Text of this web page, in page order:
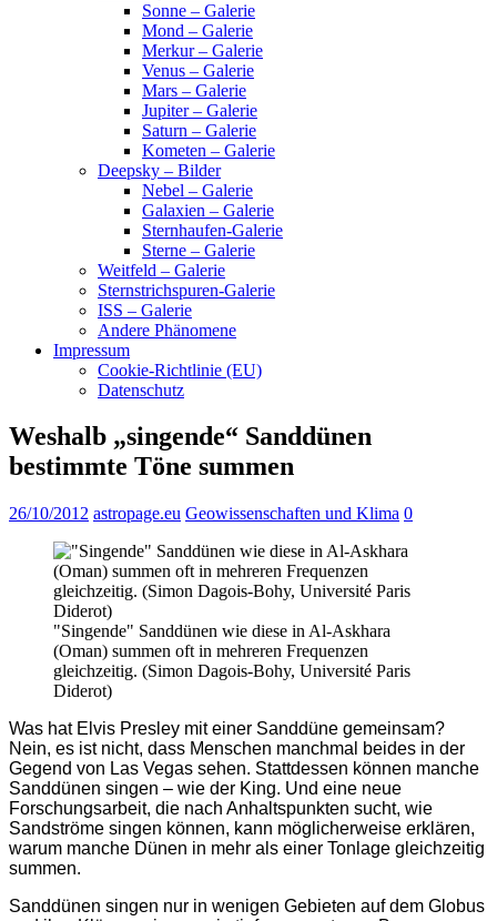
Sonne – Galerie
Mond – Galerie
Merkur – Galerie
Venus – Galerie
Mars – Galerie
Jupiter – Galerie
Saturn – Galerie
Kometen – Galerie
Deepsky – Bilder
Nebel – Galerie
Galaxien – Galerie
Sternhaufen-Galerie
Sterne – Galerie
Weitfeld – Galerie
Sternstrichspuren-Galerie
ISS – Galerie
Andere Phänomene
Impressum
Cookie-Richtlinie (EU)
Datenschutz
Weshalb „singende“ Sanddünen
bestimmte Töne summen
26/10/2012 astropage.eu Geowissenschaften und Klima 0
"Singende" Sanddünen wie diese in Al-Askhara
(Oman) summen oft in mehreren Frequenzen
gleichzeitig. (Simon Dagois-Bohy, Université Paris
Diderot)
Was hat Elvis Presley mit einer Sanddüne gemeinsam?
Nein, es ist nicht, dass Menschen manchmal beides in der
Gegend von Las Vegas sehen. Stattdessen können manche
Sanddünen singen – wie der King. Und eine neue
Forschungsarbeit, die nach Anhaltspunkten sucht, wie
Sandströme singen können, kann möglicherweise erklären,
warum manche Dünen in mehr als einer Tonlage gleichzeitig
summen.
Sanddünen singen nur in wenigen Gebieten auf dem Globus